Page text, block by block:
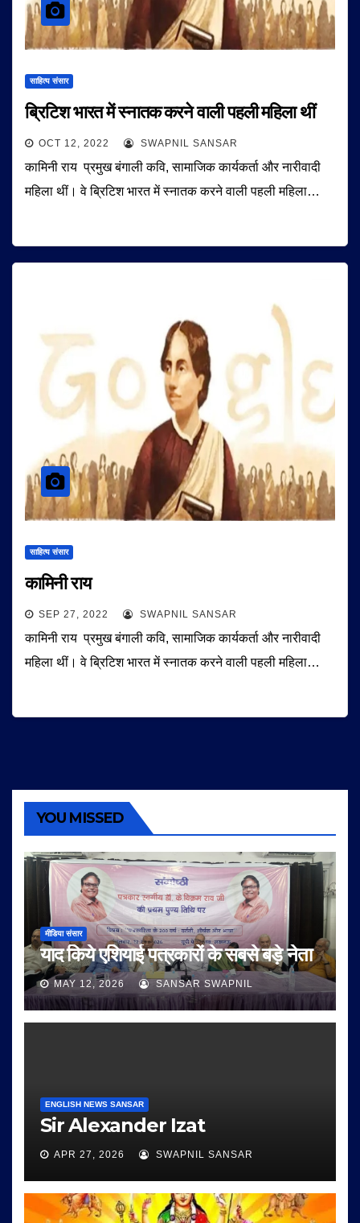
साहित्य संसार
ब्रिटिश भारत में स्नातक करने वाली पहली महिला थीं
OCT 12, 2022 SWAPNIL SANSAR
कामिनी राय प्रमुख बंगाली कवि, सामाजिक कार्यकर्ता और नारीवादी
महिला थीं। वे ब्रिटिश भारत में स्नातक करने वाली पहली महिला…
साहित्य संसार
कामिनी राय
SEP 27, 2022 SWAPNIL SANSAR
कामिनी राय प्रमुख बंगाली कवि, सामाजिक कार्यकर्ता और नारीवादी
महिला थीं। वे ब्रिटिश भारत में स्नातक करने वाली पहली महिला…
YOU MISSED
मीडिया संसार
याद किये एशियाई पत्रकारों के सबसे बड़े नेता
MAY 12, 2026 SANSAR SWAPNIL
ENGLISH NEWS SANSAR
Sir Alexander Izat
APR 27, 2026 SWAPNIL SANSAR